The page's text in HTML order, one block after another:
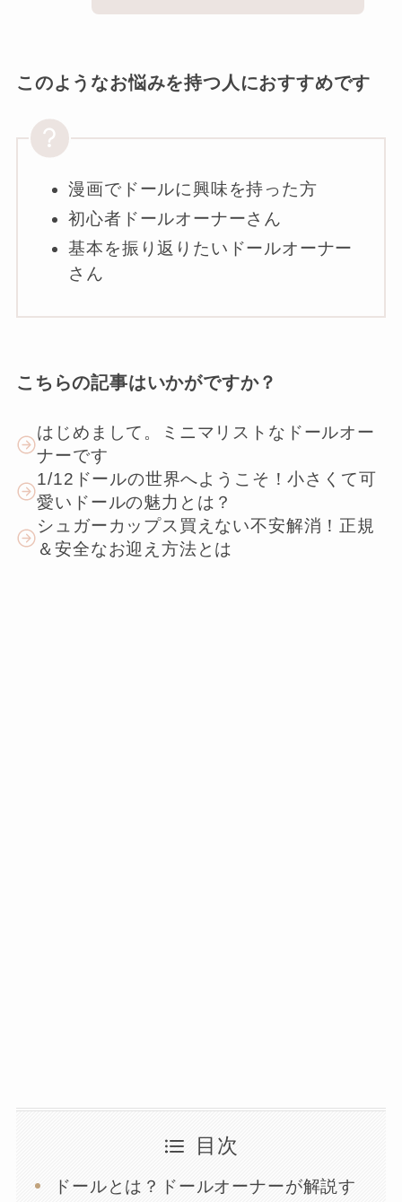
このようなお悩みを持つ人におすすめです
漫画でドールに興味を持った方
初心者ドールオーナーさん
基本を振り返りたいドールオーナー
さん
こちらの記事はいかがですか？
はじめまして。ミニマリストなドールオー
ナーです
1/12ドールの世界へようこそ！小さくて可
愛いドールの魅力とは？
シュガーカップス買えない不安解消！正規
＆安全なお迎え方法とは
目次
ドールとは？ドールオーナーが解説す